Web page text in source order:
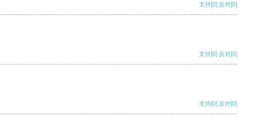
支持[0] 反对[0]
支持[0] 反对[0]
支持[0] 反对[0]